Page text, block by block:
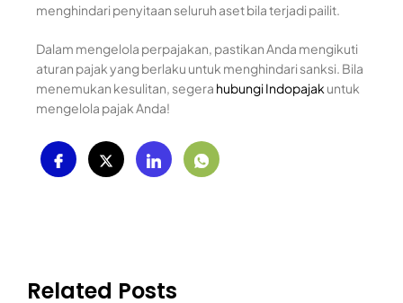
menghindari penyitaan seluruh aset bila terjadi pailit.
Dalam mengelola perpajakan, pastikan Anda mengikuti
aturan pajak yang berlaku untuk menghindari sanksi. Bila
menemukan kesulitan, segera hubungi Indopajak untuk
mengelola pajak Anda!
Related Posts